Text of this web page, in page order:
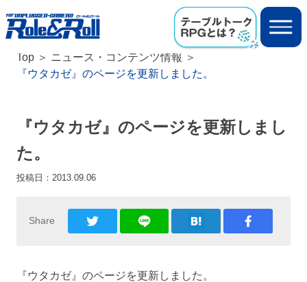
Top
ニュース・コンテンツ情報
『ウタカゼ』のページを更新しました。
『ウタカゼ』のページを更新しまし
た。
投稿日： 2013.09.06
Share
『ウタカゼ』のページを更新しました。